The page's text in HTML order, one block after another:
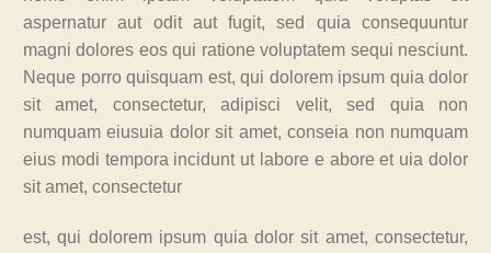
aspernatur aut odit aut fugit, sed quia consequuntur
magni dolores eos qui ratione voluptatem sequi nesciunt.
Neque porro quisquam est, qui dolorem ipsum quia dolor
sit amet, consectetur, adipisci velit, sed quia non
numquam eiusuia dolor sit amet, conseia non numquam
eius modi tempora incidunt ut labore e abore et uia dolor
sit amet, consectetur
est, qui dolorem ipsum quia dolor sit amet, consectetur,